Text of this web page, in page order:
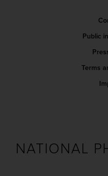
Public
Terms
NATIONAL